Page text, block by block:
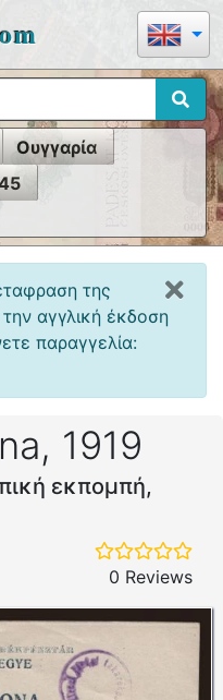
Ουγγαρία
της
την αγγλική έκδοση
παραγγελία:
1919
εκπομπή,
0 Reviews